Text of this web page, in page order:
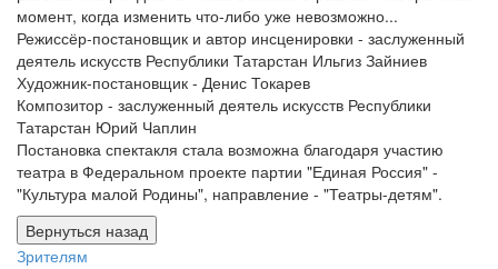
момент, когда изменить что-либо уже невозможно...
Режиссёр-постановщик и автор инсценировки - заслуженный
деятель искусств Республики Татарстан Ильгиз Зайниев
Художник-постановщик - Денис Токарев
Композитор - заслуженный деятель искусств Республики
Татарстан Юрий Чаплин
Постановка спектакля стала возможна благодаря участию
театра в Федеральном проекте партии "Единая Россия" -
"Культура малой Родины", направление - "Театры-детям".
Зрителям